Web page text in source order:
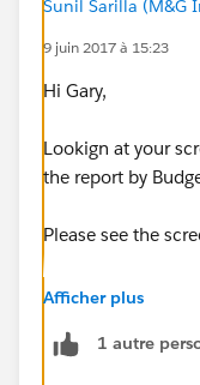
Sunil Sarilla (M&G
9 juin 2017 à 15:23
Hi Gary,
Lookign at your
the report by
Please see the
Afficher plus
1 autre